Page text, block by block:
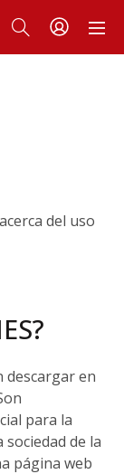
del uso
descargar en
para la
de la
página web